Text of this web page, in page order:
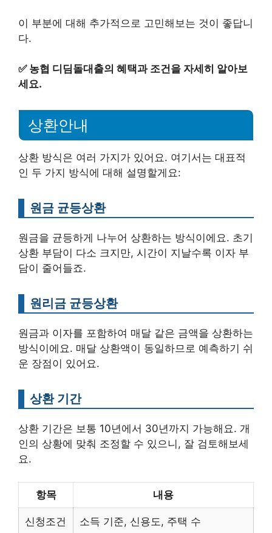
이 부분에 대해 추가적으로 고민해보는 것이 좋답니
다.
✅ 농협 디딤돌대출의 혜택과 조건을 자세히 알아보
세요.
상환안내
상환 방식은 여러 가지가 있어요. 여기서는 대표적
인 두 가지 방식에 대해 설명할게요:
원금 균등상환
원금을 균등하게 나누어 상환하는 방식이에요. 초기
상환 부담이 다소 크지만, 시간이 지날수록 이자 부
담이 줄어들죠.
원리금 균등상환
원금과 이자를 포함하여 매달 같은 금액을 상환하는
방식이에요. 매달 상환액이 동일하므로 예측하기 쉬
운 장점이 있어요.
상환 기간
상환 기간은 보통 10년에서 30년까지 가능해요. 개
인의 상황에 맞춰 조정할 수 있으니, 잘 검토해보세
요.
항목 내용
신청조건 소득 기준, 신용도, 주택 수